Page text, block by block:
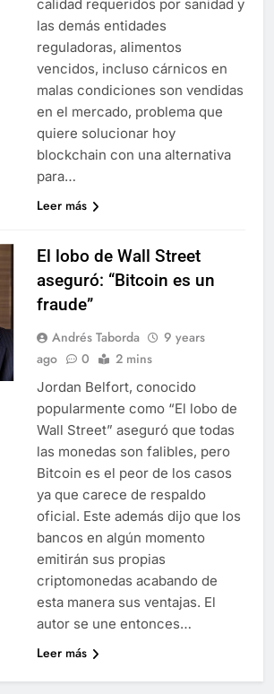
calidad requeridos por sanidad y
las demás entidades
reguladoras, alimentos
vencidos, incluso cárnicos en
malas condiciones son vendidas
en el mercado, problema que
quiere solucionar hoy
blockchain con una alternativa
para…
Leer más
El lobo de Wall Street
aseguró: “Bitcoin es un
fraude”
Andrés Taborda
9 years
ago
0 2 mins
Jordan Belfort, conocido
popularmente como “El lobo de
Wall Street” aseguró que todas
las monedas son falibles, pero
Bitcoin es el peor de los casos
ya que carece de respaldo
oficial. Este además dijo que los
bancos en algún momento
emitirán sus propias
criptomonedas acabando de
esta manera sus ventajas. El
autor se une entonces…
Leer más